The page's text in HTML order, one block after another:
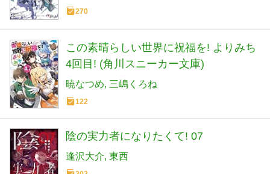
270
この素晴らしい世界に祝福を! よりみち
4回目! (角川スニーカー文庫)
暁なつめ 三嶋くろね
122
陰の実力者になりたくて! 07
逢沢大介 東西